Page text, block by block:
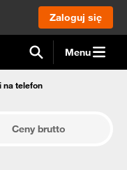
Zaloguj się
Menu
na telefon
Ceny brutto